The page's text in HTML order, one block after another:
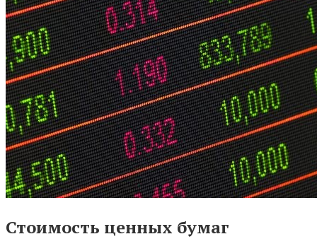
Стоимость ценных бумаг